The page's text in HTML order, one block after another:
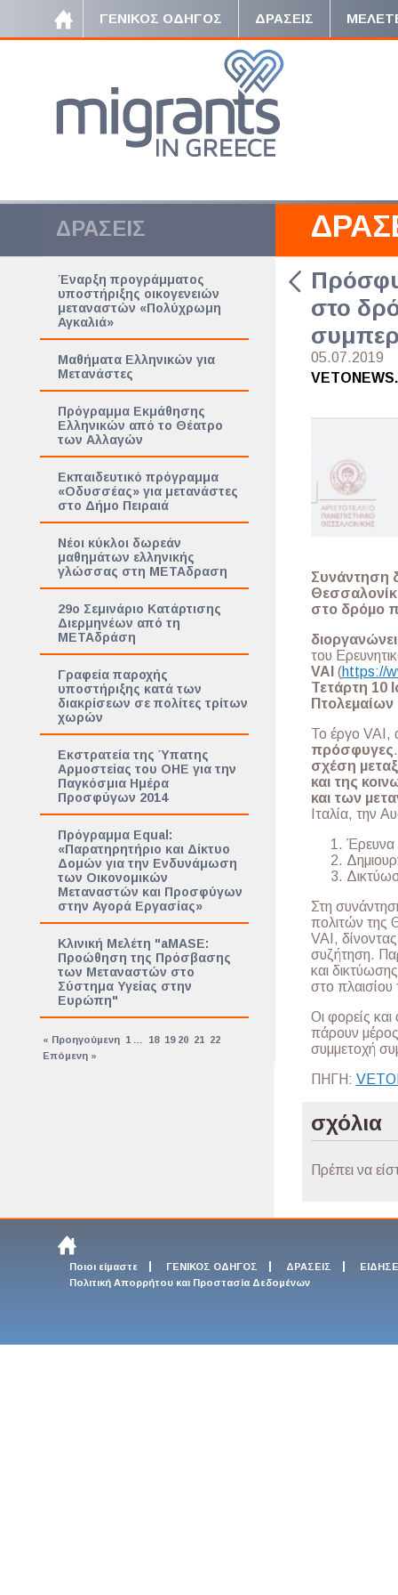
ΓΕΝΙΚΟΣ ΟΔΗΓΟΣ ΔΡΑΣΕΙΣ
ΔΡΑΣΕΙΣ
Έναρξη προγράμματος
υποστήριξης οικογενειών
μεταναστών «Πολύχρωμη
Αγκαλιά»
Μαθήματα Ελληνικών για
Μετανάστες
Πρόγραμμα Εκμάθησης
Ελληνικών από το Θέατρο
των Αλλαγών
Εκπαιδευτικό πρόγραμμα
«Οδυσσέας» για μετανάστες
στο Δήμο Πειραιά
Νέοι κύκλοι δωρεάν
μαθημάτων ελληνικής
γλώσσας στη ΜΕΤΑδραση
29ο Σεμινάριο Κατάρτισης
Διερμηνέων από τη
ΜΕΤΑδράση
Γραφεία παροχής
υποστήριξης κατά των
διακρίσεων σε πολίτες τρίτων
χωρών
Εκστρατεία της Ύπατης
Αρμοστείας του ΟΗΕ για την
Παγκόσμια Ημέρα
Προσφύγων 2014
Πρόγραμμα Equal:
«Παρατηρητήριο και Δίκτυο
Δομών για την Ενδυνάμωση
των Οικονομικών
Μεταναστών και Προσφύγων
στην Αγορά Εργασίας»
Κλινική Μελέτη "aMASE:
Προώθηση της Πρόσβασης
των Μεταναστών στο
Σύστημα Υγείας στην
Ευρώπη"
« Προηγούμενη 1 18 19 20 21
22
Επόμενη »
στο
05.07.2019
Συνάντηση
στο δρόμο
του
VAI (https://
Τετάρτη 10
Το έργο
πρόσφυγες
σχέση
και της
και των
Ιταλία, την
Έρευνα
Στη
πολιτών της
VAI,
συζήτηση.
και
στο
Οι φορείς
πάρουν
συμμετοχή
ΠΗΓΗ:
σχόλια
Πρέπει να
Ποιοι είμαστε ΓΕΝΙΚΟΣ ΟΔΗΓΟΣ ΔΡΑΣΕΙΣ
Πολιτική Απορρήτου και Προστασία Δεδομένων